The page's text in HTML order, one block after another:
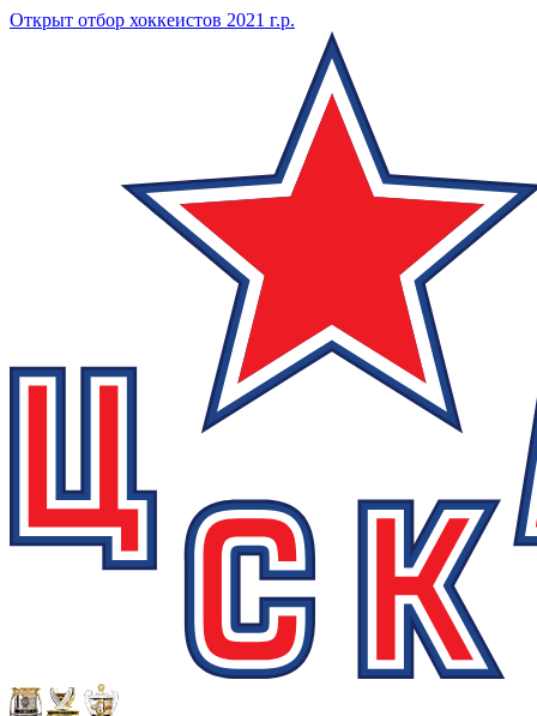
Открыт отбор хоккеистов 2021 г.р.